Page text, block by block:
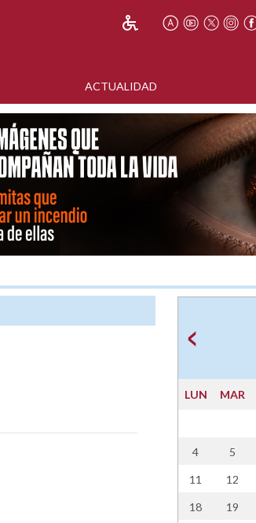
ACTUALIDAD
LUN MAR
4 5
11 12
18 19